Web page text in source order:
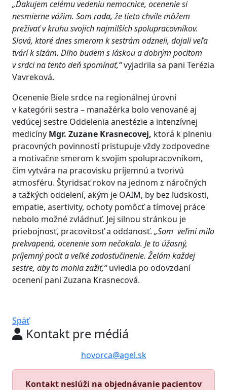
„Ďakujem celému vedeniu nemocnice, ocenenie si
nesmierne vážim. Som rada, že tieto chvíle môžem
prežívať v kruhu svojich najmilších spolupracovníkov.
Slová, ktoré dnes smerom k sestrám odzneli, dojali veľa
tvárí k slzám. Dlho budem s láskou a dobrým pocitom
v srdci na tento deň spomínať,“vyjadrila sa pani Terézia
Vavreková.
Ocenenie Biele srdce na regionálnej úrovni
v kategórii sestra – manažérka bolo venované aj
vedúcej sestre Oddelenia anestézie a intenzívnej
medicíny Mgr. Zuzane Krasnecovej, ktorá k plneniu
pracovných povinností pristupuje vždy zodpovedne
a motivačne smerom k svojim spolupracovníkom,
čím vytvára na pracovisku príjemnú a tvorivú
atmosféru. Štyridsať rokov na jednom z náročných
a ťažkých oddelení, akým je OAIM, by bez ľudskosti,
empatie, asertivity, ochoty pomôcť a tímovej práce
nebolo možné zvládnuť. Jej silnou stránkou je
priebojnosť, pracovitosť a oddanosť. „Som veľmi milo
prekvapená, ocenenie som nečakala. Je to úžasný,
príjemný pocit a veľké zadosťučinenie. Želám každej
sestre, aby to mohla zažiť,“uviedla po odovzdaní
ocenení pani Zuzana Krasnecová.
Späť
Kontakt pre médiá
hovorca@agel.sk
Kontakt neslúži na objednávanie pacientov